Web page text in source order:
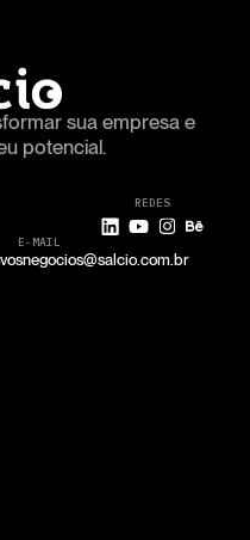
sua empresa e
potencial.
E-MAIL
REDES